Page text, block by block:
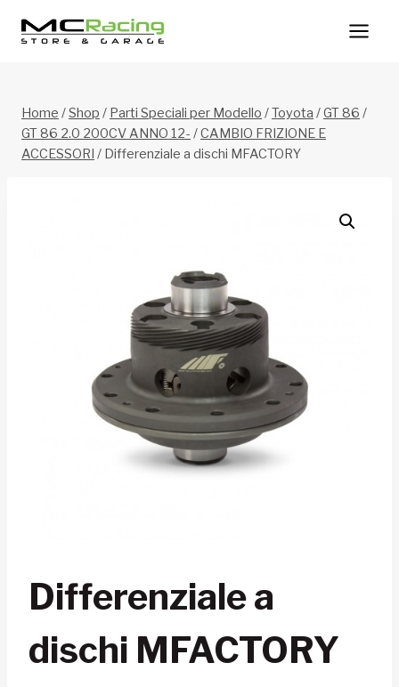
Home /Shop / Parti Speciali per Modello /Toyota /GT 86 /
GT 86 2.0 200CV ANNO 12- /CAMBIO FRIZIONE E
ACCESSORI / Differenziale a dischi MFACTORY
Differenziale a
dischi MFACTORY